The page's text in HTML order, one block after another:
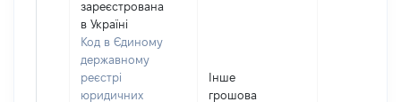
зареєстрована
в Україні
Код в Єдиному
державному
реєстрі
юридичних
Інше
грошова